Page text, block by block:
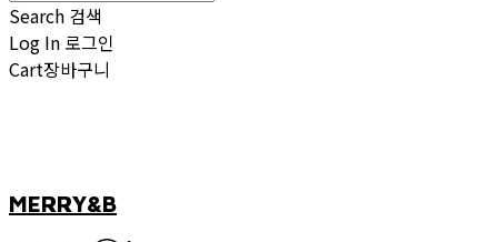
Search 검색
Log In 로그인
Cart장바구니
MERRY&B